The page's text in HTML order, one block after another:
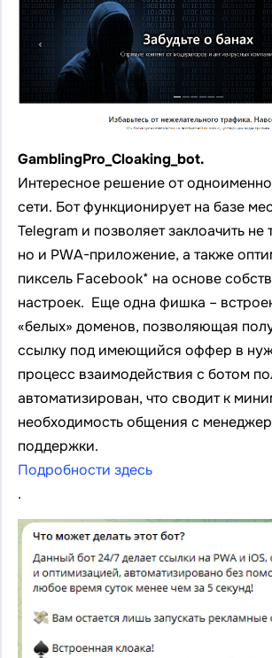
GamblingPro_Cloaking_bot.
Интересное решение от
сети. Бот функционирует на базе
Telegram и позволяет заклоачить не
но и PWA-приложение, а также
пиксель Facebook* на основе
настроек. Еще одна фишка –
«белых» доменов, позволяющая
ссылку под имеющийся оффер в
процесс взаимодействия с ботом
автоматизирован, что сводит к
необходимость общения с
поддержки.
Подробности здесь
.